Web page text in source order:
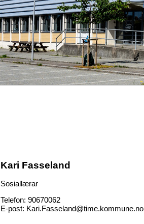
Kari Fasseland
Sosiallærar
Telefon: 90670062
E-post: Kari.Fasseland@time.kommune.no